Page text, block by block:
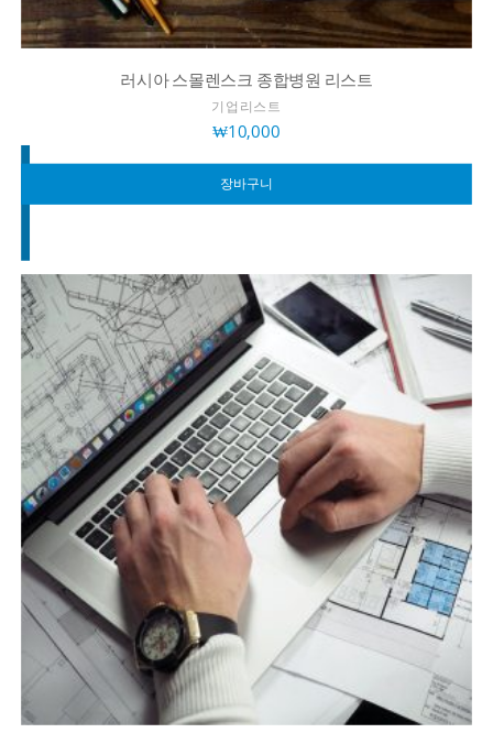
러시아 스몰렌스크 종합병원 리스트
기업리스트
₩10,000
장바구니